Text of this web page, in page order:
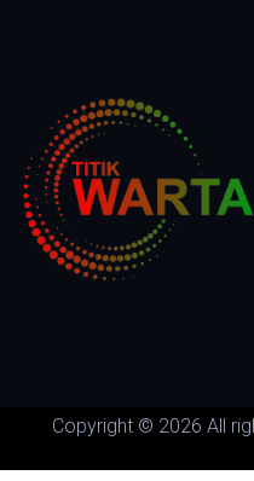
Copyright © 2026 All